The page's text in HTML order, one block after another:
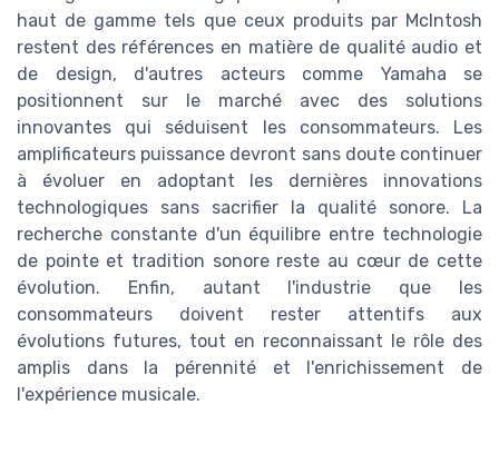
haut de gamme tels que ceux produits par McIntosh
restent des références en matière de qualité audio et
de design, d'autres acteurs comme Yamaha se
positionnent sur le marché avec des solutions
innovantes qui séduisent les consommateurs. Les
amplificateurs puissance devront sans doute continuer
à évoluer en adoptant les dernières innovations
technologiques sans sacrifier la qualité sonore. La
recherche constante d'un équilibre entre technologie
de pointe et tradition sonore reste au cœur de cette
évolution. Enfin, autant l'industrie que les
consommateurs doivent rester attentifs aux
évolutions futures, tout en reconnaissant le rôle des
amplis dans la pérennité et l'enrichissement de
l'expérience musicale.